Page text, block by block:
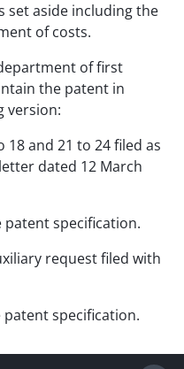
set aside including the
of costs.
of first
the patent in
version:
18 and 21 to 24 filed as
dated 12 March
patent specification.
request filed with
patent specification.